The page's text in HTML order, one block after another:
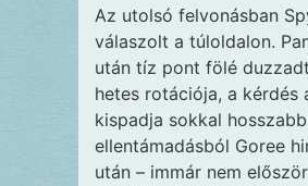
Az utolsó felvonásban
válaszolt a túloldalon.
után tíz pont fölé
hetes rotációja, a
kispadja sokkal
ellentámadásból Goree
után – immár nem